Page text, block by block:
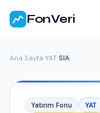
FonVeri
Ana Sayfa›YAT›SIA
Yatırım Fonu YAT